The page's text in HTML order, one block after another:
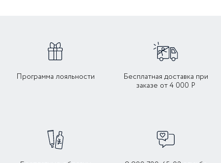
Программа лояльности
Бесплатная доставка при
заказе от 4 000 Р